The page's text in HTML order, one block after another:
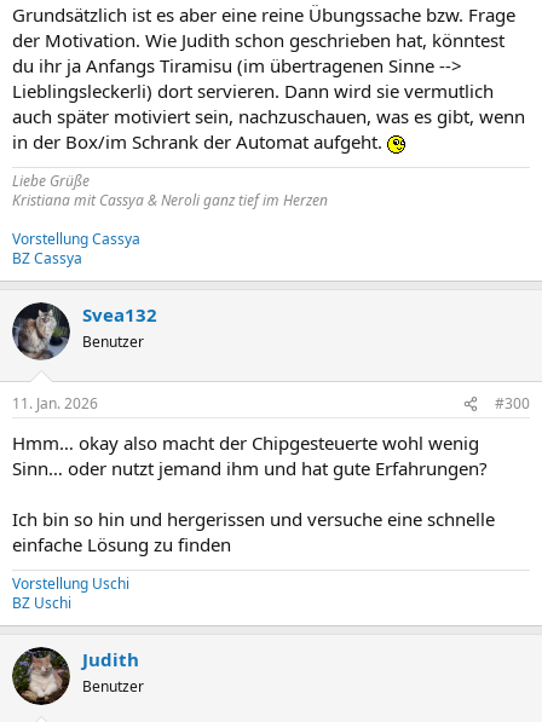
Grundsätzlich ist es aber eine reine Übungssache bzw. Frage
der Motivation. Wie Judith schon geschrieben hat, könntest
du ihr ja Anfangs Tiramisu (im übertragenen Sinne -->
Lieblingsleckerli) dort servieren. Dann wird sie vermutlich
auch später motiviert sein, nachzuschauen, was es gibt, wenn
in der Box/im Schrank der Automat aufgeht.
Liebe Grüße
Kristiana mit Cassya & Neroli ganz tief im Herzen
Vorstellung Cassya
BZ Cassya
Svea132
Benutzer
11. Jan. 2026 #300
Hmm… okay also macht der Chipgesteuerte wohl wenig
Sinn… oder nutzt jemand ihm und hat gute Erfahrungen?
Ich bin so hin und hergerissen und versuche eine schnelle
einfache Lösung zu finden
Vorstellung Uschi
BZ Uschi
Judith
Benutzer